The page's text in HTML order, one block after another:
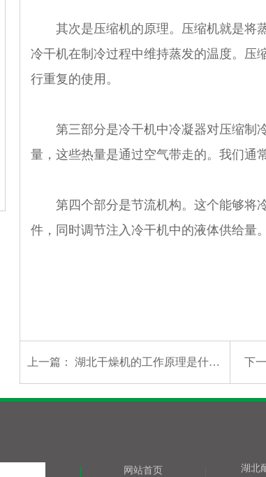
其次是压缩机的原理。压缩机就是将蒸
冷干机在制冷过程中维持蒸发的温度。压
行重复的使用。
第三部分是冷干机中冷凝器对压缩制冷
量，这些热量是通过空气带走的。我们通
第四个部分是节流机构。这个能够将冷
件，同时调节注入冷干机中的液体供给量。
上一篇： 湖北干燥机的工作原理是什么？ 下
网站首页 湖北